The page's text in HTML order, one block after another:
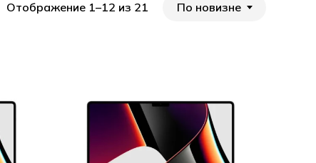
Отображение 1–12 из 21 По новизне